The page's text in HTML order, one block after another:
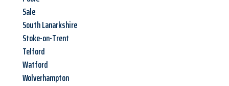
Sale
South Lanarkshire
Stoke-on-Trent
Telford
Watford
Wolverhampton